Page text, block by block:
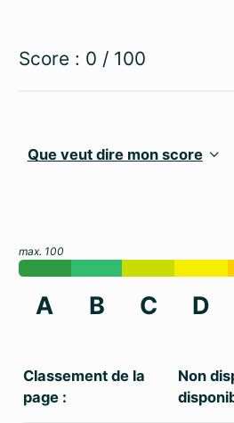
Score : 0 / 100
Que veut dire mon score
max. 100
A B C D
Classement de la
page :
Non